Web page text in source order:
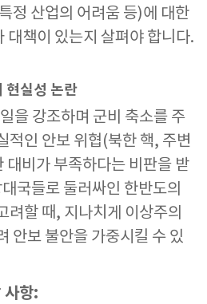
정 산업의 어려움 등)에 대한
대책이 있는지 살펴야 합니다.
현실성 논란
을 강조하며 군비 축소를 주
적인 안보 위협(북한 핵, 주변
대비가 부족하다는 비판을 받
국들로 둘러싸인 한반도의
려할 때, 지나치게 이상주의
안보 불안을 가중시킬 수 있
사항: